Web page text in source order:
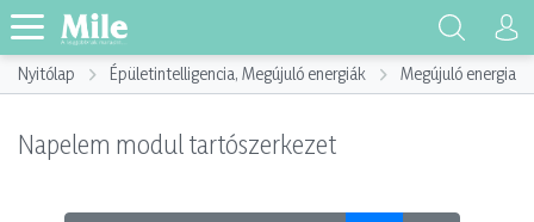
Nyitólap Épületintelligencia, Megújuló energiák Megújuló energia
Napelem modul tartószerkezet